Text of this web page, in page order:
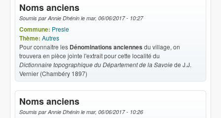
Noms anciens
Soumis parAnnie Dhénin le mar, 06/06/2017 - 10:27
Commune: Presle
Thème: Autres
Pour connaître les Dénominations anciennesdu village, on
trouvera en pièce jointe l'extrait pour cette localité du
Dictionnaire topographique du Département de la Savoiede J.J.
Vernier (Chambéry 1897)
Noms anciens
Soumis parAnnie Dhénin le mar, 06/06/2017 - 10:26